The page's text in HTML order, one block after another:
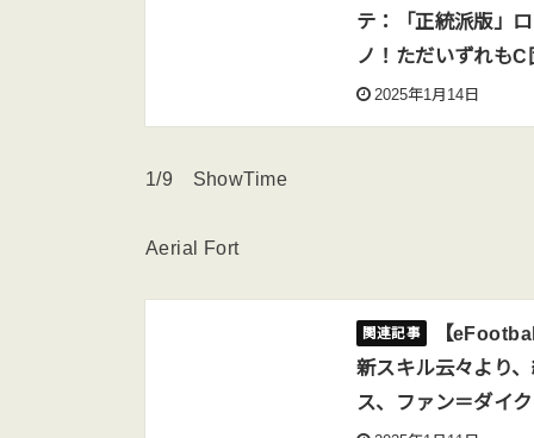
テ：「正統派版」
ノ！ただいずれも
2025年1月14日
1/9 ShowTime
Aerial Fort
【
新スキル云々より
ス、ファン＝ダイ